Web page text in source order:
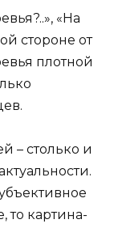
«На
стороне от
плотной
– столько и
картина-